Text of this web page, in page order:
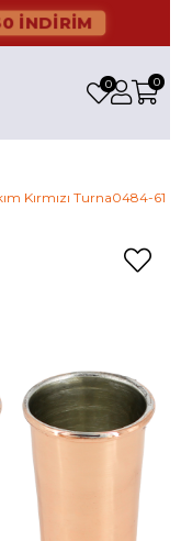
İNDİRİM
0
0
Kırmızı Turna0484-61